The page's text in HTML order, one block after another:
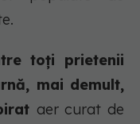
toți prietenii
mai demult,
aer curat de